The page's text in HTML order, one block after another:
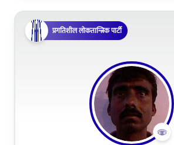
प्रगतिशील लोकतान्त्रिक पार्टी